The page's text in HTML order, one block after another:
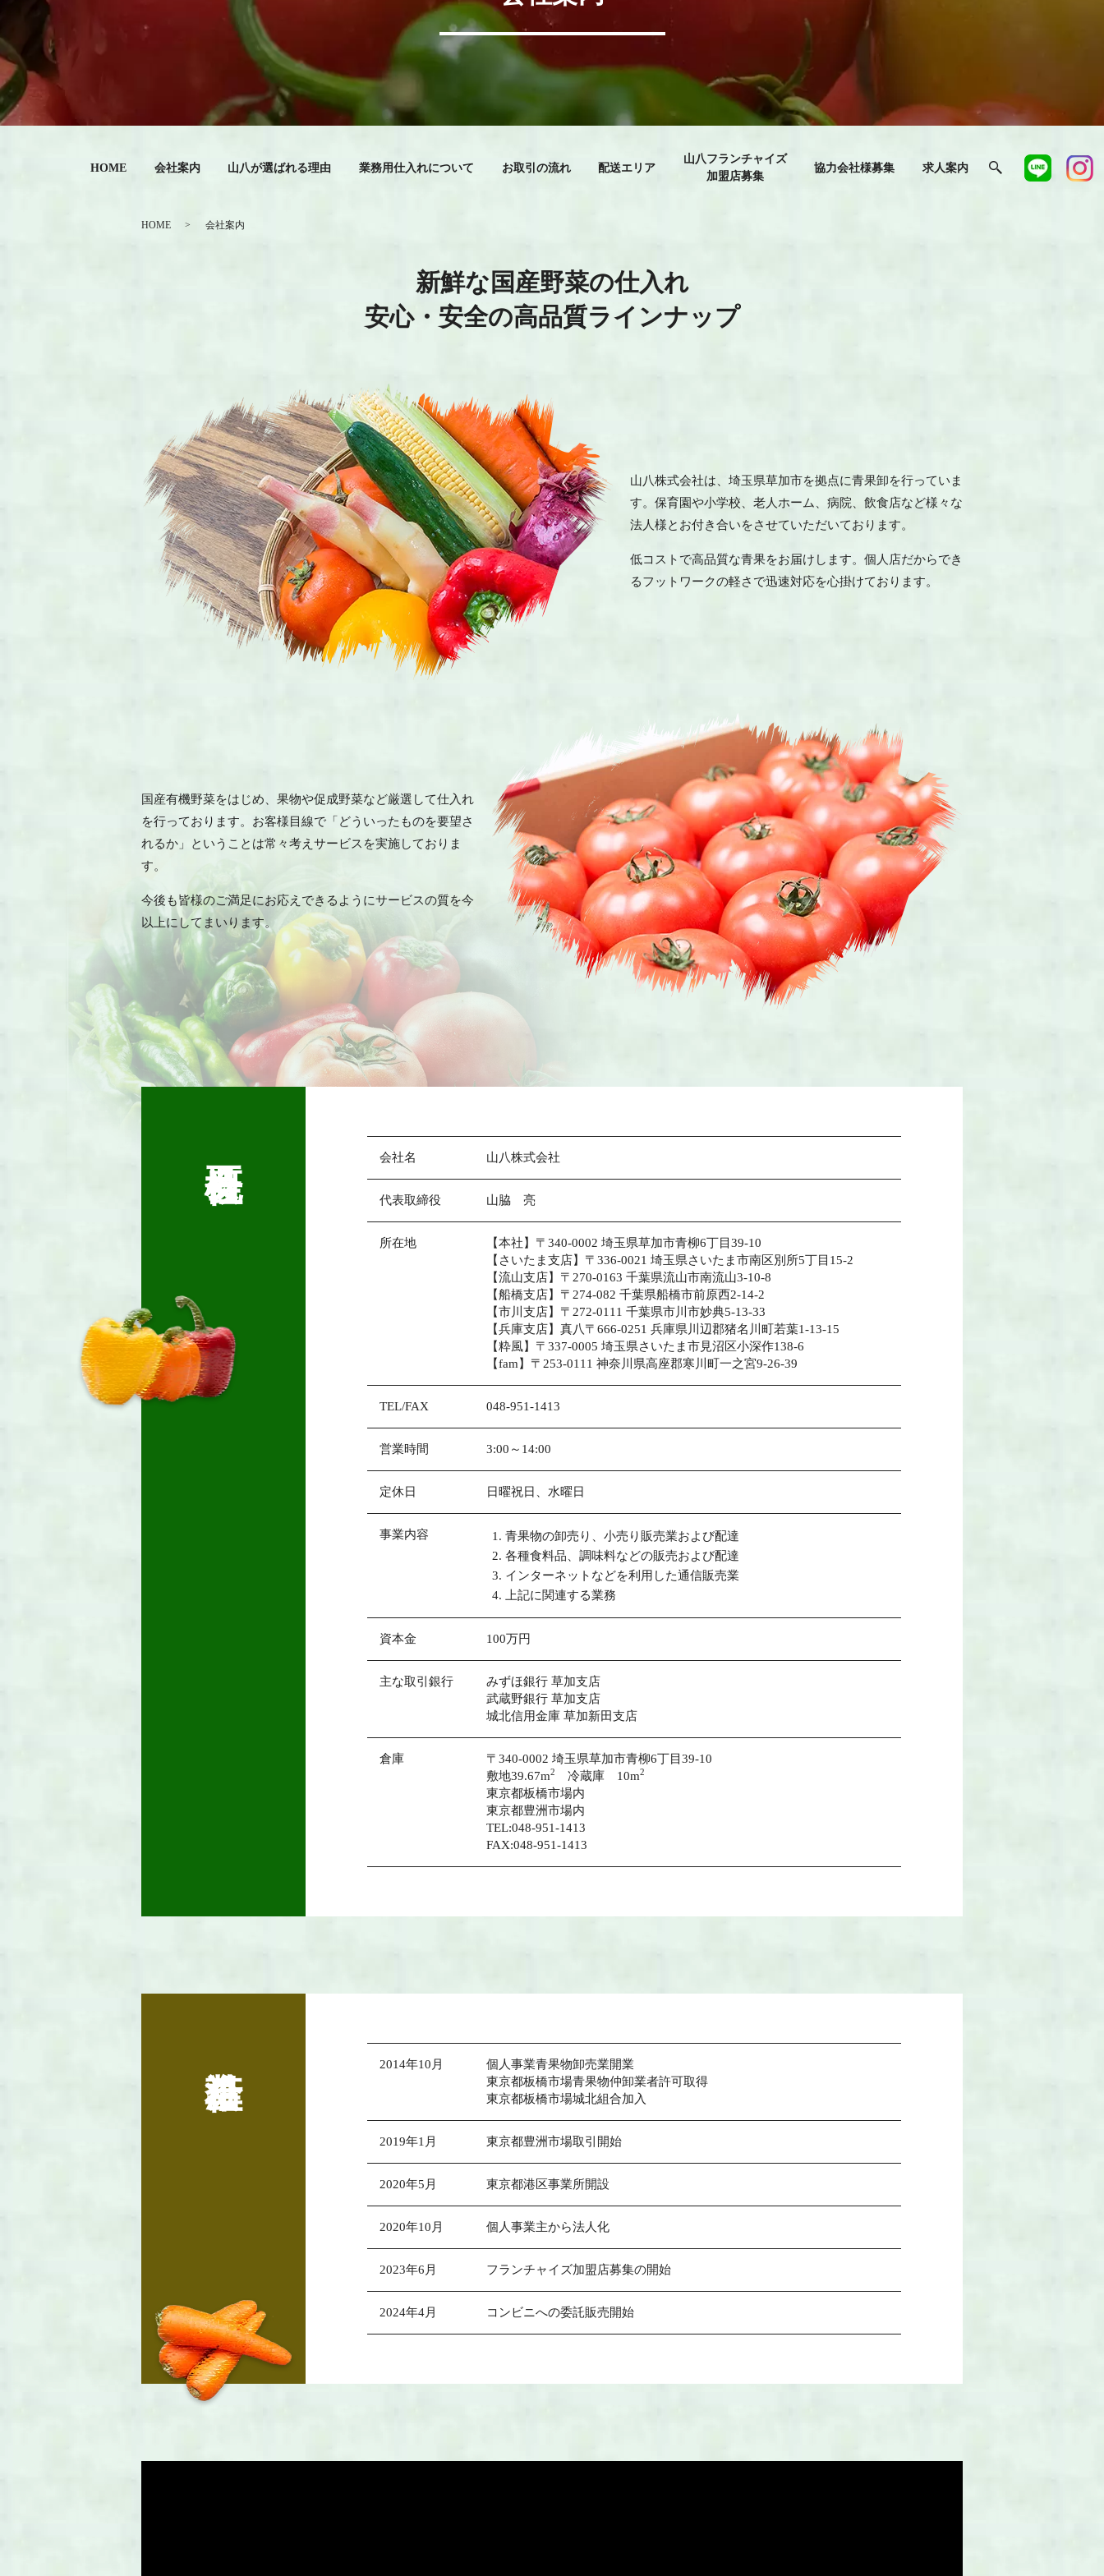
HOME 会社案内 山八が選ばれる理由 業務用仕入れについて お取引の流れ 配送エリア
山八フランチャイズ
加盟店募集
協力会社様募集 求人案内
HOME 会社案内
新鮮な国産野菜の仕入れ
安心・安全の高品質ラインナップ
山八株式会社は、埼玉県草加市を拠点に青果卸を行っていま
す。保育園や小学校、老人ホーム、病院、飲食店など様々な
法人様とお付き合いをさせていただいております。
低コストで高品質な青果をお届けします。個人店だからでき
るフットワークの軽さで迅速対応を心掛けております。
国産有機野菜をはじめ、果物や促成野菜など厳選して仕入れ
を行っております。お客様目線で「どういったものを要望さ
れるか」ということは常々考えサービスを実施しておりま
す。
今後も皆様のご満足にお応えできるようにサービスの質を今
以上にしてまいります。
会社名 山八株式会社
代表取締役 山脇 亮
所在地 【本社】 〒340-0002 埼玉県草加市青柳6丁目39-10
【さいたま支店】 〒336-0021 埼玉県さいたま市南区別所5丁目15-2
【流山支店】 〒270-0163 千葉県流山市南流山3-10-8
【船橋支店】 〒274-082 千葉県船橋市前原西2-14-2
【市川支店】 〒272-0111 千葉県市川市妙典5-13-33
【兵庫支店】真八 〒666-0251 兵庫県川辺郡猪名川町若葉1-13-15
【粋風】 〒337-0005 埼玉県さいたま市見沼区小深作138-6
【fam】 〒253-0111 神奈川県高座郡寒川町一之宮9-26-39
TEL/FAX 048-951-1413
営業時間 3:00～14:00
定休日 日曜祝日、水曜日
事業内容
青果物の卸売り、小売り販売業および配達
各種食料品、調味料などの販売および配達
インターネットなどを利用した通信販売業
上記に関連する業務
資本金 100万円
主な取引銀行
みずほ銀行 草加支店
武蔵野銀行 草加支店
城北信用金庫 草加新田支店
倉庫
〒340-0002 埼玉県草加市青柳6丁目39-10
敷地39.67m2 冷蔵庫 10m2
東京都板橋市場内
東京都豊洲市場内
TEL:048-951-1413
FAX:048-951-1413
2014年10月
個人事業青果物卸売業開業
東京都板橋市場青果物仲卸業者許可取得
東京都板橋市場城北組合加入
2019年1月 東京都豊洲市場取引開始
2020年5月 東京都港区事業所開設
2020年10月 個人事業主から法人化
2023年6月 フランチャイズ加盟店募集の開始
2024年4月 コンビニへの委託販売開始